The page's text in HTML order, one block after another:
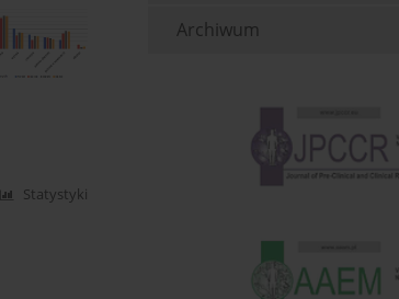
Statystyki
Archiwum